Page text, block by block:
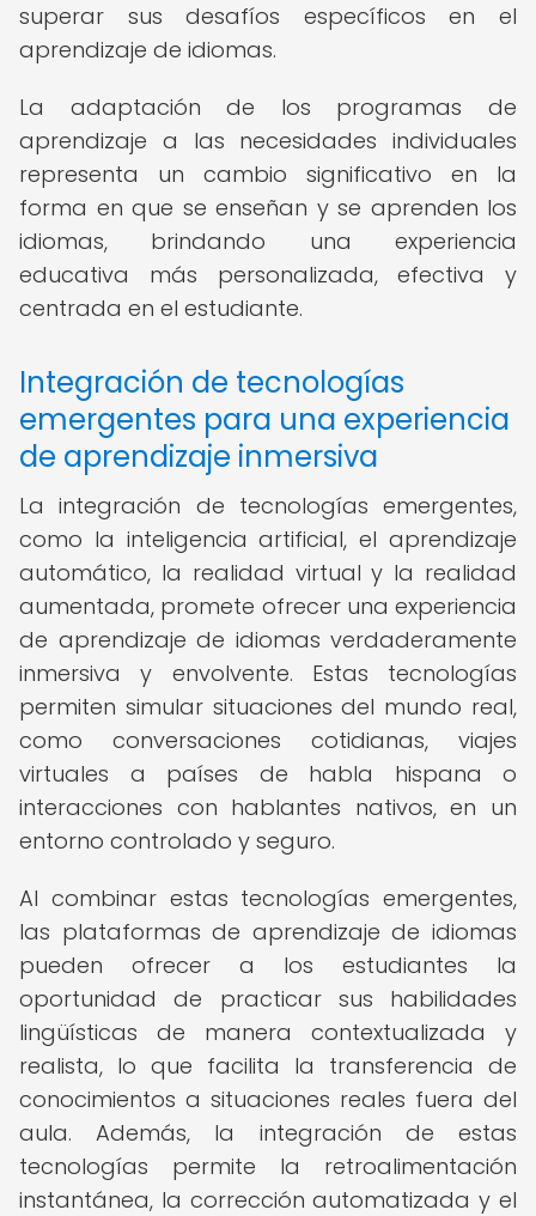
superar sus desafíos específicos en el
aprendizaje de idiomas.
La adaptación de los programas de
aprendizaje a las necesidades individuales
representa un cambio significativo en la
forma en que se enseñan y se aprenden los
idiomas, brindando una experiencia
educativa más personalizada, efectiva y
centrada en el estudiante.
Integración de tecnologías
emergentes para una experiencia
de aprendizaje inmersiva
La integración de tecnologías emergentes,
como la inteligencia artificial, el aprendizaje
automático, la realidad virtual y la realidad
aumentada, promete ofrecer una experiencia
de aprendizaje de idiomas verdaderamente
inmersiva y envolvente. Estas tecnologías
permiten simular situaciones del mundo real,
como conversaciones cotidianas, viajes
virtuales a países de habla hispana o
interacciones con hablantes nativos, en un
entorno controlado y seguro.
Al combinar estas tecnologías emergentes,
las plataformas de aprendizaje de idiomas
pueden ofrecer a los estudiantes la
oportunidad de practicar sus habilidades
lingüísticas de manera contextualizada y
realista, lo que facilita la transferencia de
conocimientos a situaciones reales fuera del
aula. Además, la integración de estas
tecnologías permite la retroalimentación
instantánea, la corrección automatizada y el